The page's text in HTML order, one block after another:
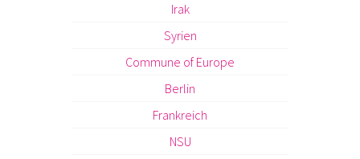
Irak
Syrien
Commune of Europe
Berlin
Frankreich
NSU